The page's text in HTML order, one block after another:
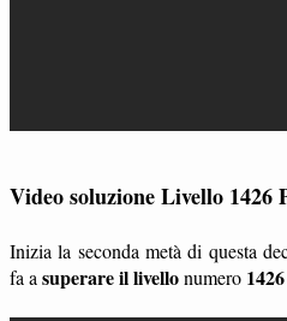
Video soluzione Livello 1426
Inizia la seconda metà di questa
fa a superare il livellonumero